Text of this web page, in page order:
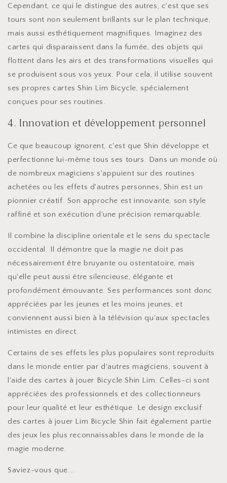
Cependant, ce qui le distingue des autres, c'est que ses
tours sont non seulement brillants sur le plan technique,
mais aussi esthétiquement magnifiques. Imaginez des
cartes qui disparaissent dans la fumée, des objets qui
flottent dans les airs et des transformations visuelles qui
se produisent sous vos yeux. Pour cela, il utilise souvent
ses propres cartes Shin Lim Bicycle, spécialement
conçues pour ses routines.
4. Innovation et développement personnel
Ce que beaucoup ignorent, c'est que Shin développe et
perfectionne lui-même tous ses tours. Dans un monde où
de nombreux magiciens s'appuient sur des routines
achetées ou les effets d'autres personnes, Shin est un
pionnier créatif. Son approche est innovante, son style
raffiné et son exécution d'une précision remarquable.
Il combine la discipline orientale et le sens du spectacle
occidental. Il démontre que la magie ne doit pas
nécessairement être bruyante ou ostentatoire, mais
qu'elle peut aussi être silencieuse, élégante et
profondément émouvante. Ses performances sont donc
appréciées par les jeunes et les moins jeunes, et
conviennent aussi bien à la télévision qu'aux spectacles
intimistes en direct.
Certains de ses effets les plus populaires sont reproduits
dans le monde entier par d'autres magiciens, souvent à
l'aide des cartes à jouer Bicycle Shin Lim. Celles-ci sont
appréciées des professionnels et des collectionneurs
pour leur qualité et leur esthétique. Le design exclusif
des cartes à jouer Lim Bicycle Shin fait également partie
des jeux les plus reconnaissables dans le monde de la
magie moderne.
Saviez-vous que...